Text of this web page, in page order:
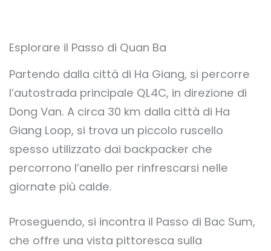
Esplorare il Passo di Quan Ba
Partendo dalla città di Ha Giang, si percorre
l’autostrada principale QL4C, in direzione di
Dong Van. A circa 30 km dalla città di Ha
Giang Loop, si trova un piccolo ruscello
spesso utilizzato dai backpacker che
percorrono l’anello per rinfrescarsi nelle
giornate più calde.
Proseguendo, si incontra il Passo di Bac Sum,
che offre una vista pittoresca sulla